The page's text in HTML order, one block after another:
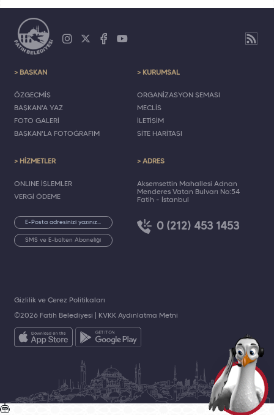
> BAŞKAN
ÖZGEÇMİŞ
BAŞKAN'A YAZ
FOTO GALERİ
BAŞKAN'LA FOTOĞRAFIM
> KURUMSAL
ORGANİZASYON ŞEMASI
MECLİS
İLETİŞİM
SİTE HARİTASI
> HİZMETLER
ONLINE İŞLEMLER
VERGİ ÖDEME
SMS ve E-bülten Aboneliği
> ADRES
Akşemsettin Mahallesi Adnan
Menderes Vatan Bulvarı No:54
Fatih - İstanbul
0 (212) 453 1453
©2026 Fatih Belediyesi | KVKK Aydınlatma Metni
Gizlilik ve Çerez Politikaları